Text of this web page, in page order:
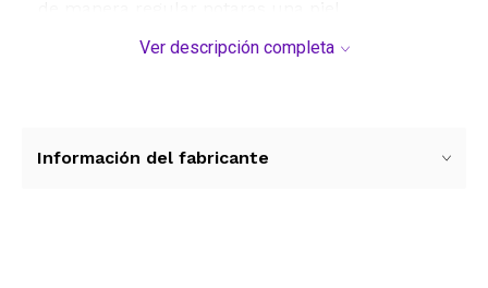
celular que mejora la textura general del rostro.
Ver descripción completa
Información del fabricante